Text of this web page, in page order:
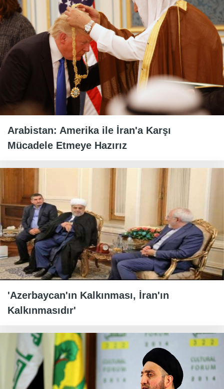
Arabistan: Amerika ile İran'a Karşı
Mücadele Etmeye Hazırız
'Azerbaycan'ın Kalkınması, İran'ın
Kalkınmasıdır'